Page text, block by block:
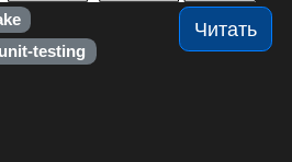
Читать
unit-testing